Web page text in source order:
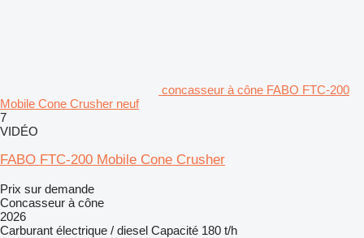
concasseur à cône FABO FTC-200
Mobile Cone Crusher neuf
7
VIDÉO
FABO FTC-200 Mobile Cone Crusher
Prix sur demande
Concasseur à cône
2026
Carburant électrique / diesel Capacité 180 t/h